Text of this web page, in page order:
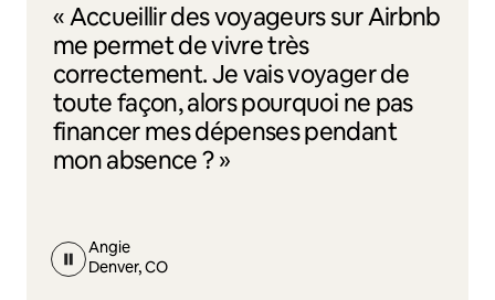
« Accueillir des voyageurs sur Airbnb
me permet de vivre très
correctement. Je vais voyager de
toute façon, alors pourquoi ne pas
financer mes dépenses pendant
mon absence ? »
Angie
Denver, CO